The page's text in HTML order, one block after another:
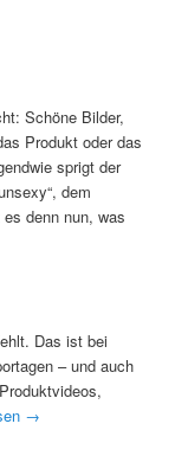
Schöne Bilder,
Produkt oder das
sprigt der
dem
denn nun, was
Das ist bei
– und auch
→